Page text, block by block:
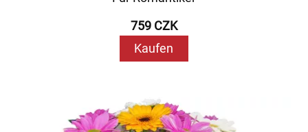
759 CZK
Kaufen